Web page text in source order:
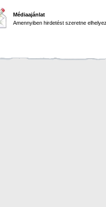
Médiaajánlat
Amennyiben hirdetést szeretne